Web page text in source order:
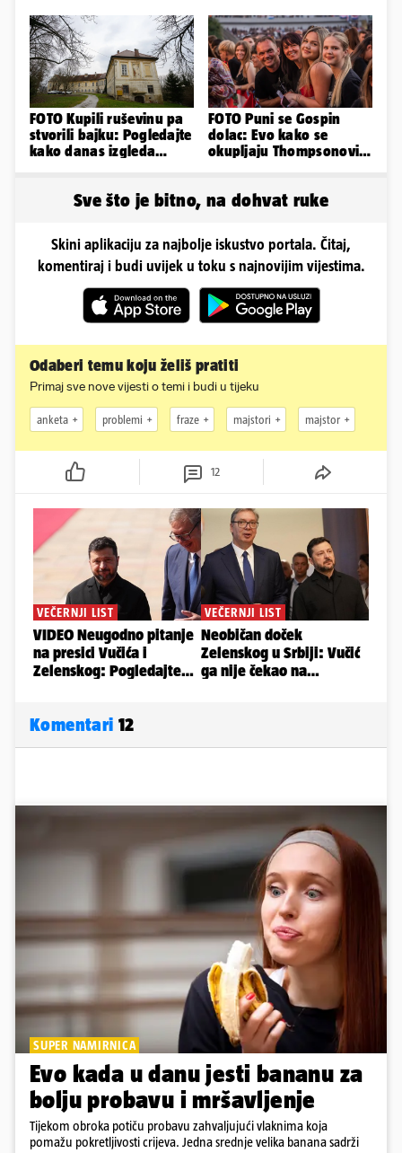
FOTO Kupili ruševinu pa
stvorili bajku: Pogledajte
kako danas izgleda
FOTO Puni se Gospin
dolac: Evo kako se
okupljaju Thompsonovi
Sve što je bitno, na dohvat ruke
Skini aplikaciju za najbolje iskustvo portala. Čitaj,
komentiraj i budi uvijek u toku s najnovijim vijestima.
Odaberi temu koju želiš pratiti
Primaj sve nove vijesti o temi i budi u tijeku
anketa problemi fraze majstori majstor
12
Komentari 12
SUPER NAMIRNICA
Evo kada u danu jesti bananu za
bolju probavu i mršavljenje
Tijekom obroka potiču probavu zahvaljujući vlaknima koja
pomažu pokretljivosti crijeva. Jedna srednje velika banana sadrži